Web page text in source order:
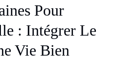
Pour
: Intégrer Le
Vie Bien